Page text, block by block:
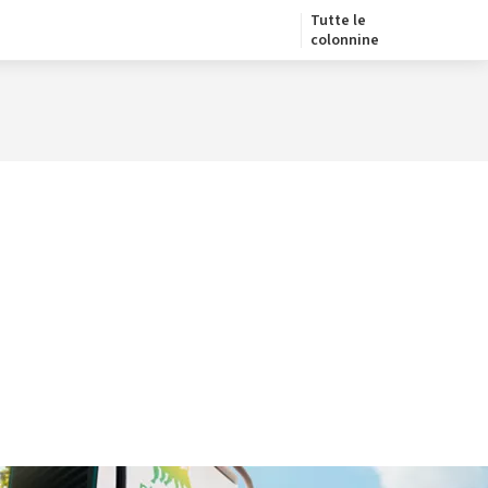
Tutte le
colonnine